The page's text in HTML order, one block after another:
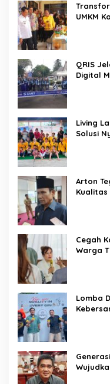
UMKM
QRIS
Digital
Living
Solusi
Arton
Kualitas
Cegah
Warga
Lomba